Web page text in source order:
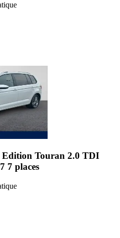
Edition Touran 2.0 TDI
7 places